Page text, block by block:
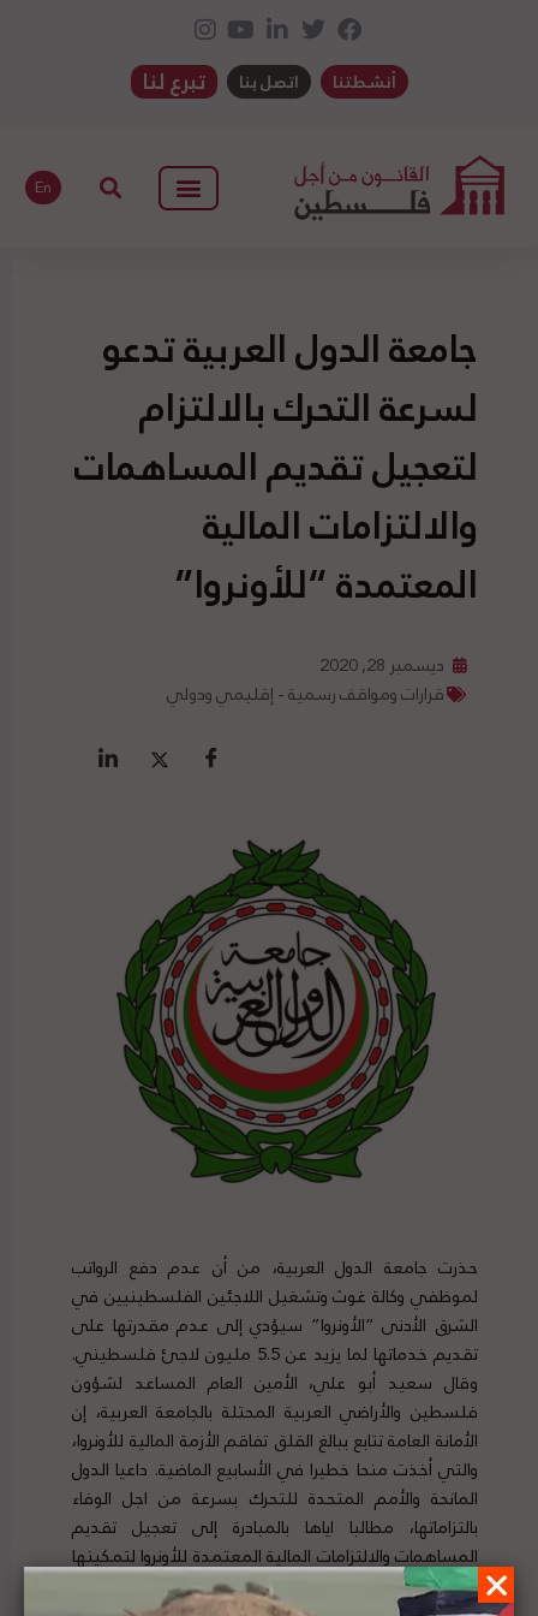
أنشطتنا اتصل بنا تبرع لنا
En
جامعة الدول العربية تدعو
لسرعة التحرك بالالتزام
لتعجيل تقديم المساهمات
والالتزامات المالية
المعتمدة “للأونروا”
ديسمبر 28, 2020
قرارات ومواقف رسمية - إقليمي ودولي
حذرت جامعة الدول العربية، من أن عدم دفع الرواتب
لموظفي وكالة غوث وتشغيل اللاجئين الفلسطينيين في
الشرق الأدنى “الأونروا” سيؤدي إلى عدم مقدرتها على
تقديم خدماتها لما يزيد عن 5.5 مليون لاجئ فلسطيني.
وقال سعيد أبو علي، الأمين العام المساعد لشؤون
فلسطين والأراضي العربية المحتلة بالجامعة العربية، إن
الأمانة العامة تتابع ببالغ القلق تفاقم الأزمة المالية للأونروا،
والتي أخذت منحا خطيرا في الأسابيع الماضية. داعيا الدول
المانحة والأمم المتحدة للتحرك بسرعة من اجل الوفاء
بالتزاماتها، مطالبا اياها بالمبادرة إلى تعجيل تقديم
المساهمات والالتزامات المالية المعتمدة للأونروا لتمكينها
من القيام بمهامها كعنوان للالتزام الدولي تجاه قضية